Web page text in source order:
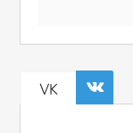
VK